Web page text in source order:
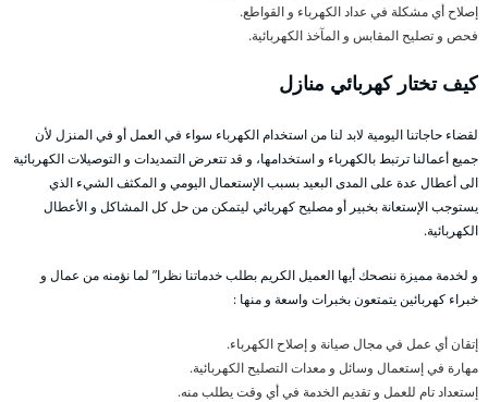
إصلاح أي مشكلة في عداد الكهرباء و القواطع.
فحص و تصليح المقابس و المآخذ الكهربائية.
كيف تختار كهربائي منازل
لقضاء حاجاتنا اليومية لابد لنا من استخدام الكهرباء سواء في العمل أو في المنزل لأن
جميع أعمالنا ترتبط بالكهرباء و استخدامها، و قد تتعرض التمديدات و التوصيلات الكهربائية
الى أعطال عدة على المدى البعيد بسبب الإستعمال اليومي و المكثف الشيء الذي
يستوجب الإستعانة بخبير أو مصليح كهربائي ليتمكن من حل كل المشاكل و الأعطال
الكهربائية.
و لخدمة مميزة ننصحك أيها العميل الكريم بطلب خدماتنا نظرا” لما نؤمنه من عمال و
خبراء كهربائين يتمتعون بخبرات واسعة و منها :
إتقان أي عمل في مجال صيانة و إصلاح الكهرباء.
مهارة في إستعمال وسائل و معدات التصليح الكهربائية.
إستعداد تام للعمل و تقديم الخدمة في أي وقت يطلب منه.